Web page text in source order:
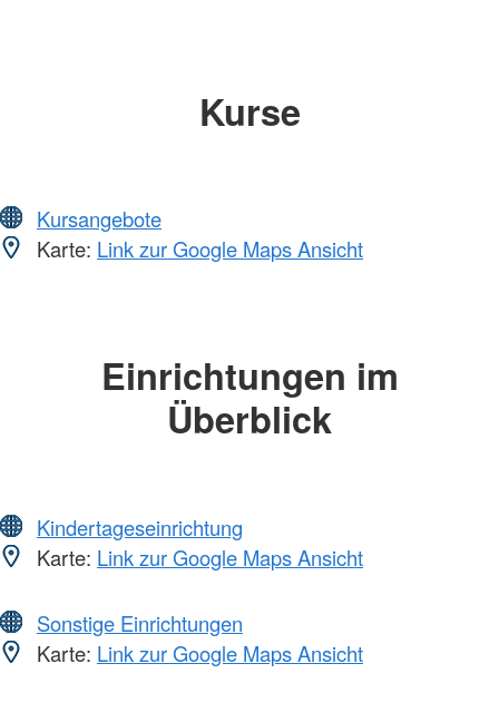
Kurse
Kursangebote
Karte: Link zur Google Maps Ansicht
Einrichtungen im
Überblick
Kindertageseinrichtung
Karte: Link zur Google Maps Ansicht
Sonstige Einrichtungen
Karte: Link zur Google Maps Ansicht